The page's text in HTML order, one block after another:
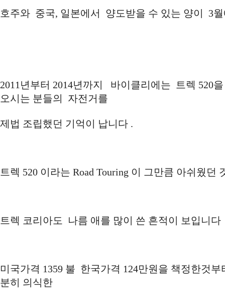
호주와 중국, 일본에서 양도받을 수 있는 양이 3
2011년부터 2014년까지 바이클리에는 트렉 520
오시는 분들의 자전거를
제법 조립했던 기억이 납니다 .
트렉 520 이라는 Road Touring 이 그만큼 아쉬웠던
트렉 코리아도 나름 애를 많이 쓴 흔적이 보입니다
미국가격 1359 불 한국가격 124만원을 책정한것
분히 의식한